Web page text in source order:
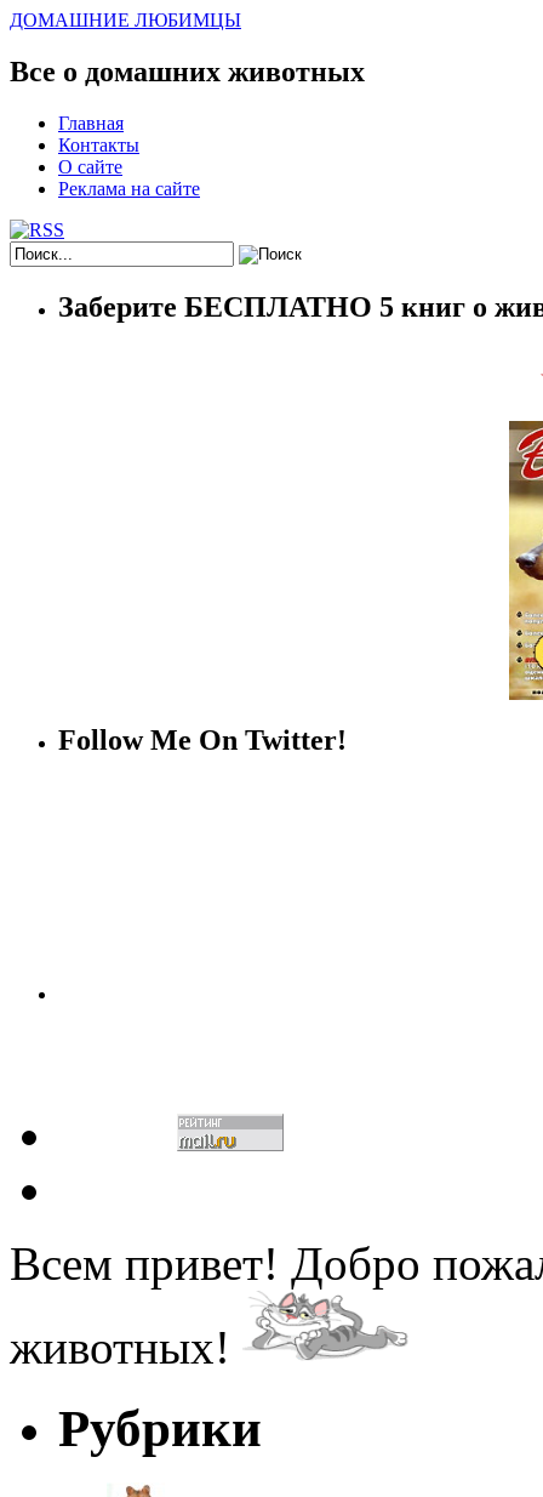
ДОМАШНИЕ ЛЮБИМЦЫ
Все о домашних животных
Главная
Контакты
О сайте
Реклама на сайте
Заберите БЕСПЛАТНО 5 книг о
Follow Me On Twitter!
Всем привет! Добро
животных!
Рубрики